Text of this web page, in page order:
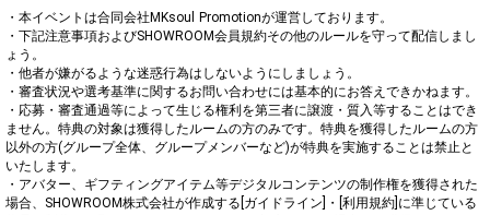
・本イベントは合同会社MKsoul Promotionが運営しております。
・下記注意事項およびSHOWROOM会員規約その他のルールを守って配信しまし
ょう。
・他者が嫌がるような迷惑行為はしないようにしましょう。
・審査状況や選考基準に関するお問い合わせには基本的にお答えできかねます。
・応募・審査通過等によって生じる権利を第三者に譲渡・質入等することはでき
ません。特典の対象は獲得したルームの方のみです。特典を獲得したルームの方
以外の方(グループ全体、グループメンバーなど)が特典を実施することは禁止と
いたします。
・アバター、ギフティングアイテム等デジタルコンテンツの制作権を獲得された
場合、SHOWROOM株式会社が作成する[ガイドライン]・[利用規約]に準じている